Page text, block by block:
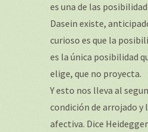
es una de las
Dasein existe,
curioso es que la
es la única posibilidad
elige, que no proyecta.
Y esto nos lleva al
condición de arrojado y
afectiva. Dice